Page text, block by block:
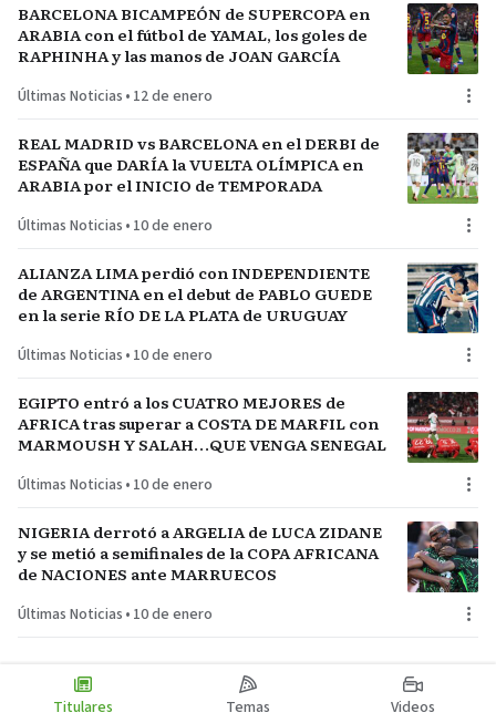
BARCELONA BICAMPEÓN de SUPERCOPA en
ARABIA con el fútbol de YAMAL, los goles de
RAPHINHA y las manos de JOAN GARCÍA
Últimas Noticias • 12 de enero
REAL MADRID vs BARCELONA en el DERBI de
ESPAÑA que DARÍA la VUELTA OLÍMPICA en
ARABIA por el INICIO de TEMPORADA
Últimas Noticias • 10 de enero
ALIANZA LIMA perdió con INDEPENDIENTE
de ARGENTINA en el debut de PABLO GUEDE
en la serie RÍO DE LA PLATA de URUGUAY
Últimas Noticias • 10 de enero
EGIPTO entró a los CUATRO MEJORES de
AFRICA tras superar a COSTA DE MARFIL con
MARMOUSH Y SALAH…QUE VENGA SENEGAL
Últimas Noticias • 10 de enero
NIGERIA derrotó a ARGELIA de LUCA ZIDANE
y se metió a semifinales de la COPA AFRICANA
de NACIONES ante MARRUECOS
Últimas Noticias • 10 de enero
Titulares Temas Videos